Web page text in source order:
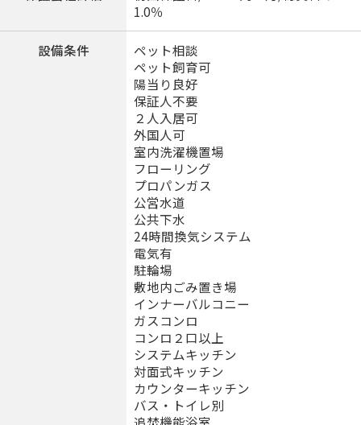
1.0％
設備条件
ペット相談
ペット飼育可
陽当り良好
保証人不要
２人入居可
外国人可
室内洗濯機置場
フローリング
プロパンガス
公営水道
公共下水
24時間換気システム
電気有
駐輪場
敷地内ごみ置き場
インナーバルコニー
ガスコンロ
コンロ２口以上
システムキッチン
対面式キッチン
カウンターキッチン
バス・トイレ別
追焚機能浴室